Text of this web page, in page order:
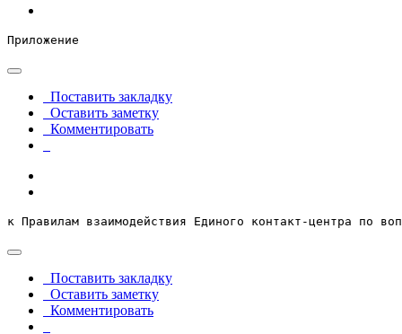
Приложение
Поставить закладку
Оставить заметку
Комментировать
к Правилам взаимодействия Единого контакт-центра по
Поставить закладку
Оставить заметку
Комментировать